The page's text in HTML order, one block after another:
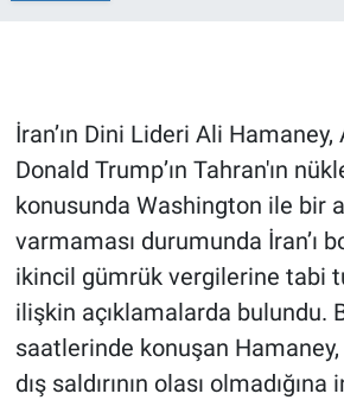
İran’ın Dini Lideri Ali Hamaney,
Donald Trump’ın Tahran'ın
konusunda Washington ile bir
varmaması durumunda İran’ı
ikincil gümrük vergilerine tabi
ilişkin açıklamalarda bulundu.
saatlerinde konuşan
dış saldırının olası
Gün Ortası
Gündem Özel
Günün görüntüsü
Haber
İlan